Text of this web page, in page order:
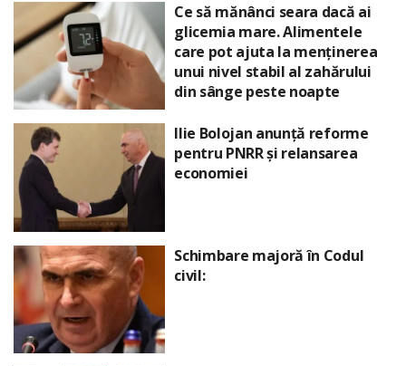
Ce să mănânci seara dacă ai
glicemia mare. Alimentele
care pot ajuta la menținerea
unui nivel stabil al zahărului
din sânge peste noapte
Ilie Bolojan anunță reforme
pentru PNRR și relansarea
economiei
Schimbare majoră în Codul
civil: